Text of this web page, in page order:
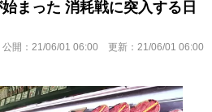
まった 消耗戦に突入する日
公開： 21/06/01 06:00 更新： 21/06/01 06:00